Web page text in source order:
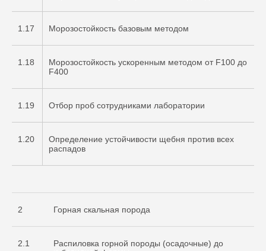
1.17 Морозостойкость базовым методом
1.18
Морозостойкость ускоренным методом от F100 до
F400
1.19 Отбор проб сотрудниками лаборатории
1.20
Определение устойчивости щебня против всех
распадов
2 Горная скальная порода
2.1
Распиловка горной породы (осадочные) до